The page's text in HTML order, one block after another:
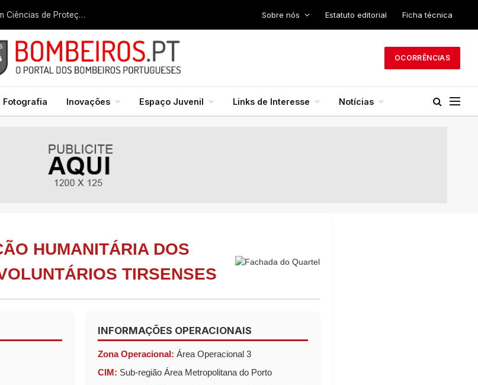
Liga dos Bombeiros quer fazer nascer licenciatura em Ciências de Proteção Civil e Bombeiros Sobre nós Estatuto editorial Ficha técnica
OCORRÊNCIAS
Fotografia Inovações Espaço Juvenil Links de Interesse Notícias
HUMANITÁRIA DOS
TIRSENSES
INFORMAÇÕES OPERACIONAIS
Zona Operacional: Área Operacional 3
CIM: Sub-região Área Metropolitana do Porto